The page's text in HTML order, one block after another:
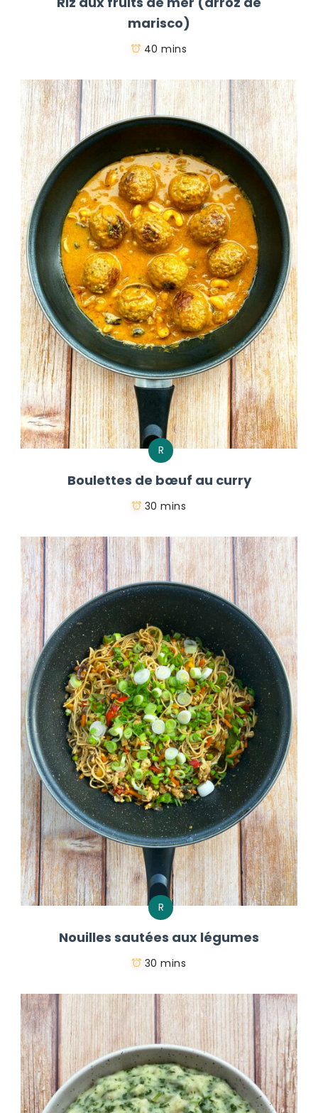
marisco)
40 mins
R
Boulettes de bœuf au curry
30 mins
R
Nouilles sautées aux légumes
30 mins